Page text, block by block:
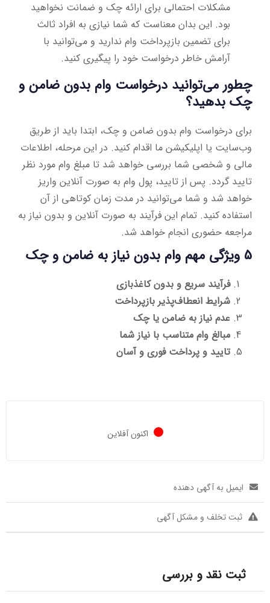
مشکلات احتمالی برای ارائه چک و ضمانت نخواهید
بود. این بدان معناست که شما نیازی به افراد ثالث
برای تضمین بازپرداخت وام ندارید و می‌توانید با
آرامش خاطر درخواست خود را پیگیری کنید.
چطور می‌توانید درخواست وام بدون ضامن و
چک بدهید؟
برای درخواست وام بدون ضامن و چک، ابتدا باید از طریق
وب‌سایت یا اپلیکیشن ما اقدام کنید. در این مرحله، اطلاعات
مالی و شخصی شما بررسی خواهد شد تا مبلغ وام مورد نظر
تایید گردد. پس از تایید، پول وام به صورت آنلاین واریز
خواهد شد و شما می‌توانید در مدت زمان کوتاهی از آن
استفاده کنید. تمام این فرآیند به صورت آنلاین و بدون نیاز به
مراجعه حضوری انجام خواهد شد.
5 ویژگی مهم وام بدون نیاز به ضامن و چک
فرآیند سریع و بدون کاغذبازی
شرایط انعطاف‌پذیر بازپرداخت
عدم نیاز به ضامن یا چک
مبالغ وام متناسب با نیاز شما
تایید و پرداخت فوری و آسان
اکنون آفلاین
ایمیل به آگهی دهنده
ثبت تخلف و مشکل آگهی
ثبت نقد و بررسی